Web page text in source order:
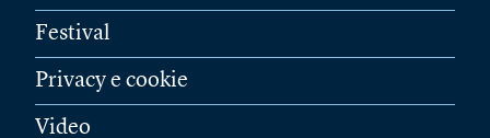
Festival
Privacy e cookie
Video